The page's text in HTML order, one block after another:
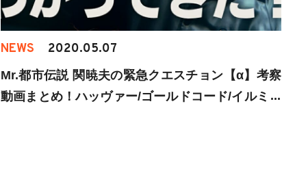
NEWS 2020.05.07
Mr.都市伝説 関暁夫の緊急クエスチョン【α】考察
動画まとめ！ハッヴァー/ゴールドコード/イルミナ